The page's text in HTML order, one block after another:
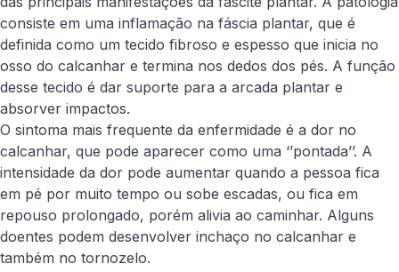
consiste em uma inflamação na fáscia plantar, que é
definida como um tecido fibroso e espesso que inicia no
osso do calcanhar e termina nos dedos dos pés. A função
desse tecido é dar suporte para a arcada plantar e
absorver impactos.
O sintoma mais frequente da enfermidade é a dor no
calcanhar, que pode aparecer como uma ‘’pontada’’. A
intensidade da dor pode aumentar quando a pessoa fica
em pé por muito tempo ou sobe escadas, ou fica em
repouso prolongado, porém alivia ao caminhar. Alguns
doentes podem desenvolver inchaço no calcanhar e
também no tornozelo.